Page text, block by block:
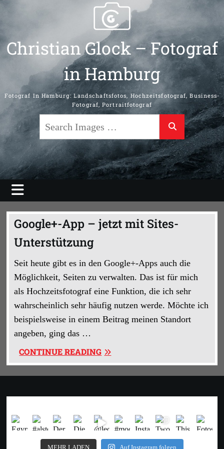
Christian Glock – Fotograf
in Hamburg
Fotograf In Hamburg: Landschaftsfotos, Hochzeitsfotograf, Business-
Fotograf, Portraitfotograf
Google+-App – jetzt mit Sites-
Unterstützung
Seit heute gibt es in den Google+-Apps auch die
Möglichkeit, Seiten zu verwalten. Das ist für mich
als Hochzeitsfotograf eine Funktion, die ich sehr
wahrscheinlich sehr häufig nutzen werde. Möchte ich
beispielsweise in einem Beitrag meinen Standort
angeben, ging das …
CONTINUE READING„GOOGLE+-
APP
–
SITES-
UNTERSTÜTZUNG“
MEHR LADEN Auf Instagram folgen